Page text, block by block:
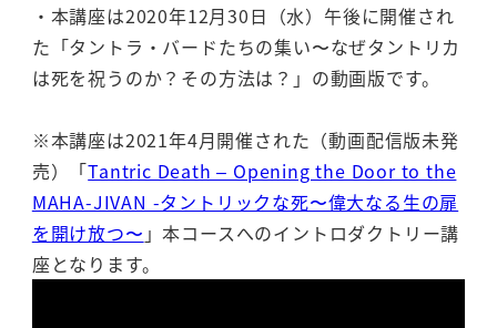
・本講座は2020年12月30日（水）午後に開催され
た「タントラ・バードたちの集い〜なぜタントリカ
は死を祝うのか？その方法は？」の動画版です。
※本講座は2021年4月開催された（動画配信版未発
売）「Tantric Death – Opening the Door to the
MAHA-JIVAN -タントリックな死〜偉大なる生の扉
を開け放つ〜 」本コースへのイントロダクトリー講
座となります。